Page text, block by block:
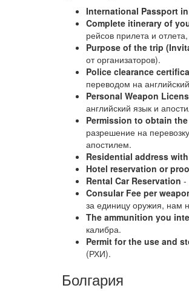
International Passport
Complete itinerary of
рейсов прилета и
Purpose of the trip
от организаторов).
Police clearance
переводом на
Personal Weapon
английский язык и
Permission to obtain
разрешение на
апостилем.
Residential address
Hotel reservation or
Rental Car Reservation -
Consular Fee per
за единицу оружия, нам
The ammunition you
калибра.
Permit for the use and
(РХИ).
Болгария